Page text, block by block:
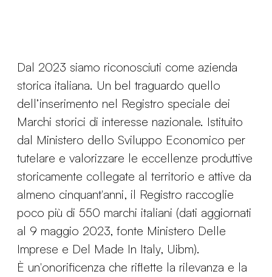
Dal 2023 siamo riconosciuti come azienda
storica italiana. Un bel traguardo quello
dell’inserimento nel Registro speciale dei
Marchi storici di interesse nazionale. Istituito
dal Ministero dello Sviluppo Economico per
tutelare e valorizzare le eccellenze produttive
storicamente collegate al territorio e attive da
almeno cinquant'anni, il Registro raccoglie
poco più di 550 marchi italiani (dati aggiornati
al 9 maggio 2023, fonte Ministero Delle
Imprese e Del Made In Italy, Uibm).
È un'onorificenza che riflette la rilevanza e la